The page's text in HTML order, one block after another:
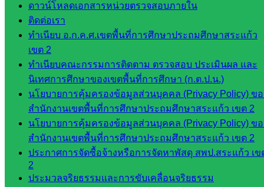
ดาวน์โหลดเอกสารหน่วยตรวจสอบภายใน
ติดต่อเรา
ทำเนียบ อ.ก.ค.ศ.เขตพื้นที่การศึกษาประถมศึกษาสระแก้ว
เขต 2
ทำเนียบคณะกรรมการติดตาม ตรวจสอบ ประเมินผล และ
นิเทศการศึกษาของเขตพื้นที่การศึกษา (ก.ต.ป.น.)
นโยบายการคุ้มครองข้อมูลส่วนบุคคล (Privacy Policy) ข
สำนักงานเขตพื้นที่การศึกษาประถมศึกษาสระแก้ว เขต 2
นโยบายการคุ้มครองข้อมูลส่วนบุคคล (Privacy Policy) ข
สำนักงานเขตพื้นที่การศึกษาประถมศึกษาสระแก้ว เขต 2
ประกาศการจัดซื้อจ้างหรือการจัดหาพัสดุ สพป.สระแก้ว เข
2
ประมวลจริยธรรมและการขับเคลื่อนจริยธรรม
เว็บไซต์
คณะ
กรรมการ
ก.ต.ป.น.
เว็บไซต์
อ.ค.ก.ศ.เขต
พื้นที่การ
ศึกษา
ดาวน์โหลด
เอกสาร